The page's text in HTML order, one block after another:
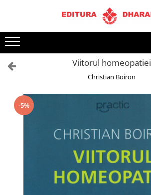
Toate Produsele
CARTI EDITURA DHARANA
OFERTE LA PACHET
Terapii
Dietoterapie
Business, Economie
Carti pentru copii
Viitorul homeopatiei
Christian Boiron
-5%